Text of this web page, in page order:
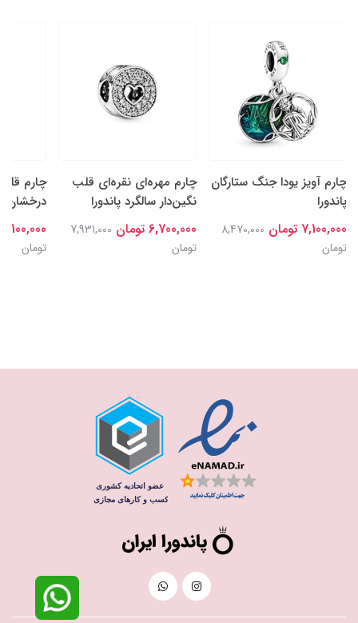
چارم آویز یودا جنگ ستارگان
پاندورا
7,100,000 تومان
8,470,000
تومان
چارم مهره‌ای نقره‌ای قلب
نگین‌دار سالگرد پاندورا
6,700,000 تومان
7,931,000
تومان
چارم
درخشان
7,100,000 تومان
تومان